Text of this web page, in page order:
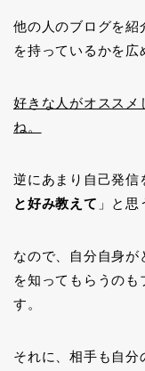
他の人のブログを紹
を持っているかを広
好きな人がオススメ
ね。
逆にあまり自己発信
と好み教えて 」と思
なので、自分自身
を知ってもらうのも
す。
それに、相手も自